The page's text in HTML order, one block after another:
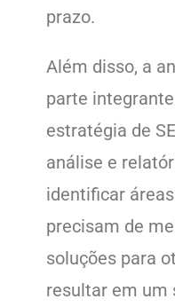
prazo.
Além disso, a
parte
estratégia de
análise e
identificar
precisam de
soluções para
resultar em um